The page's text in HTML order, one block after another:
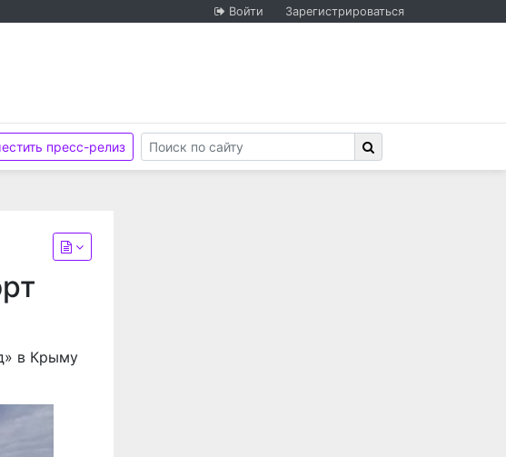
Войти Зарегистрироваться
пресс-релиз
в Крыму